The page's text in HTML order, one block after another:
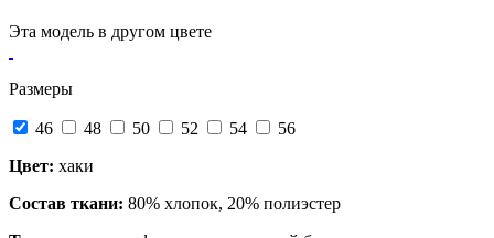
Эта модель в другом цвете
Размеры
46 48 50 52 54
56
Цвет: хаки
Состав ткани: 80% хлопок, 20% полиэстер